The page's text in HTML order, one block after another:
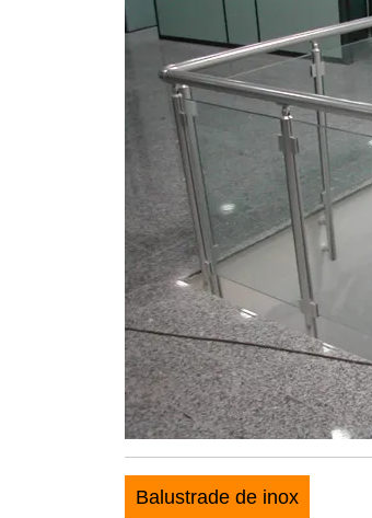
Balustrade de inox